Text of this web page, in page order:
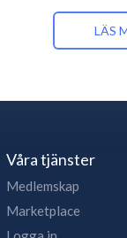
LÄS
Våra tjänster
Medlemskap
Marketplace